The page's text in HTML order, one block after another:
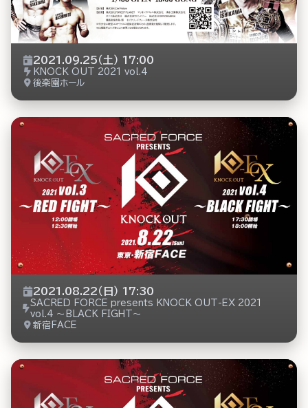
2021.09.25（土） 17:00
KNOCK OUT 2021 vol.4
後楽園ホール
2021.08.22（日） 17:30
SACRED FORCE presents KNOCK OUT-EX 2021
vol.4 ～BLACK FIGHT～
新宿FACE